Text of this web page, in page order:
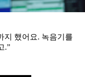
지 했어요. 녹음기를
.”